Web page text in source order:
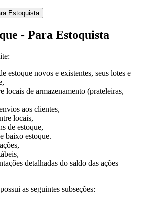
Estoquista
- Para Estoquista
estoque novos e existentes, seus lotes e
locais de armazenamento (prateleiras,
aos clientes,
locais,
de estoque,
baixo estoque.
detalhadas do saldo das ações
possui as seguintes subseções: